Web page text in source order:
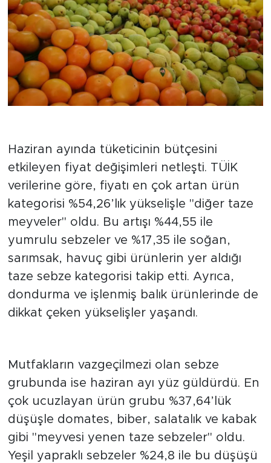
Haziran ayında tüketicinin bütçesini
etkileyen fiyat değişimleri netleşti. TÜİK
verilerine göre, fiyatı en çok artan ürün
kategorisi %54,26’lık yükselişle "diğer taze
meyveler" oldu. Bu artışı %44,55 ile
yumrulu sebzeler ve %17,35 ile soğan,
sarımsak, havuç gibi ürünlerin yer aldığı
taze sebze kategorisi takip etti. Ayrıca,
dondurma ve işlenmiş balık ürünlerinde de
dikkat çeken yükselişler yaşandı.
Mutfakların vazgeçilmezi olan sebze
grubunda ise haziran ayı yüz güldürdü. En
çok ucuzlayan ürün grubu %37,64’lük
düşüşle domates, biber, salatalık ve kabak
gibi "meyvesi yenen taze sebzeler" oldu.
Yeşil yapraklı sebzeler %24,8 ile bu düşüşü